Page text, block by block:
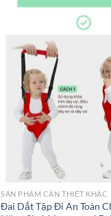
SẢN PHẦM CẦN THIẾT KHÁC
Đai Dắt Tập Đi An Toàn